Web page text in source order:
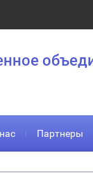
Партнеры